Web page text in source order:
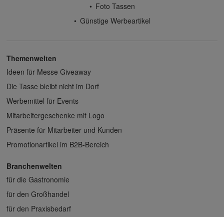
Foto Tassen
Günstige Werbeartikel
Themenwelten
Ideen für Messe Giveaway
Die Tasse bleibt nicht im Dorf
Werbemittel für Events
Mitarbeitergeschenke mit Logo
Präsente für Mitarbeiter und Kunden
Promotionartikel im B2B-Bereich
Branchenwelten
für die Gastronomie
für den Großhandel
für den Praxisbedarf